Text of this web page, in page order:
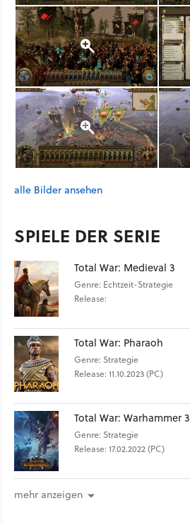
alle Bilder ansehen
SPIELE DER SERIE
Total War: Medieval 3
Genre: Echtzeit-Strategie
Release:
Total War: Pharaoh
Genre: Strategie
Release: 11.10.2023 (PC)
Total War: Warhammer 3
Genre: Strategie
Release: 17.02.2022 (PC)
mehr anzeigen